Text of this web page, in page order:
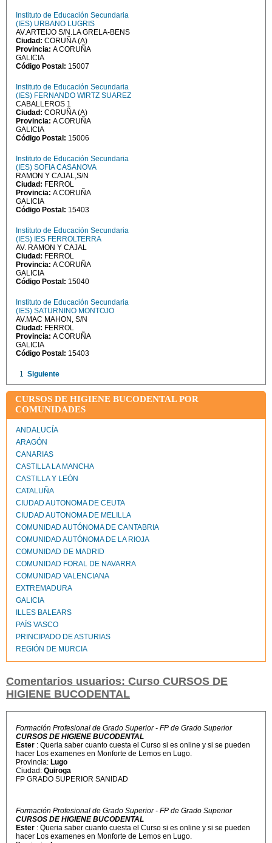
Instituto de Educación Secundaria
(IES) URBANO LUGRIS
AV.ARTEIJO S/N.LA GRELA-BENS
Ciudad: CORUÑA (A)
Provincia: A CORUÑA
GALICIA
Código Postal: 15007
Instituto de Educación Secundaria
(IES) FERNANDO WIRTZ SUAREZ
CABALLEROS 1
Ciudad: CORUÑA (A)
Provincia: A CORUÑA
GALICIA
Código Postal: 15006
Instituto de Educación Secundaria
(IES) SOFIA CASANOVA
RAMON Y CAJAL,S/N
Ciudad: FERROL
Provincia: A CORUÑA
GALICIA
Código Postal: 15403
Instituto de Educación Secundaria
(IES) IES FERROLTERRA
AV. RAMON Y CAJAL
Ciudad: FERROL
Provincia: A CORUÑA
GALICIA
Código Postal: 15040
Instituto de Educación Secundaria
(IES) SATURNINO MONTOJO
AV.MAC MAHON, S/N
Ciudad: FERROL
Provincia: A CORUÑA
GALICIA
Código Postal: 15403
1 Siguiente
CURSOS DE HIGIENE BUCODENTAL POR
COMUNIDADES
ANDALUCÍA
ARAGÓN
CANARIAS
CASTILLA LA MANCHA
CASTILLA Y LEÓN
CATALUÑA
CIUDAD AUTONOMA DE CEUTA
CIUDAD AUTONOMA DE MELILLA
COMUNIDAD AUTÓNOMA DE CANTABRIA
COMUNIDAD AUTÓNOMA DE LA RIOJA
COMUNIDAD DE MADRID
COMUNIDAD FORAL DE NAVARRA
COMUNIDAD VALENCIANA
EXTREMADURA
GALICIA
ILLES BALEARS
PAÍS VASCO
PRINCIPADO DE ASTURIAS
REGIÓN DE MURCIA
Comentarios usuarios: Curso CURSOS DE
HIGIENE BUCODENTAL
Formación Profesional de Grado Superior - FP de Grado Superior
CURSOS DE HIGIENE BUCODENTAL
Ester : Queria saber cuanto cuesta el Curso si es online y si se pueden
hacer Los examenes en Monforte de Lemos en Lugo.
Provincia: Lugo
Ciudad: Quiroga
FP GRADO SUPERIOR SANIDAD
Formación Profesional de Grado Superior - FP de Grado Superior
CURSOS DE HIGIENE BUCODENTAL
Ester : Queria saber cuanto cuesta el Curso si es online y si se pueden
hacer Los examenes en Monforte de Lemos en Lugo.